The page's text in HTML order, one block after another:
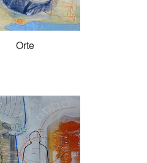
Orte